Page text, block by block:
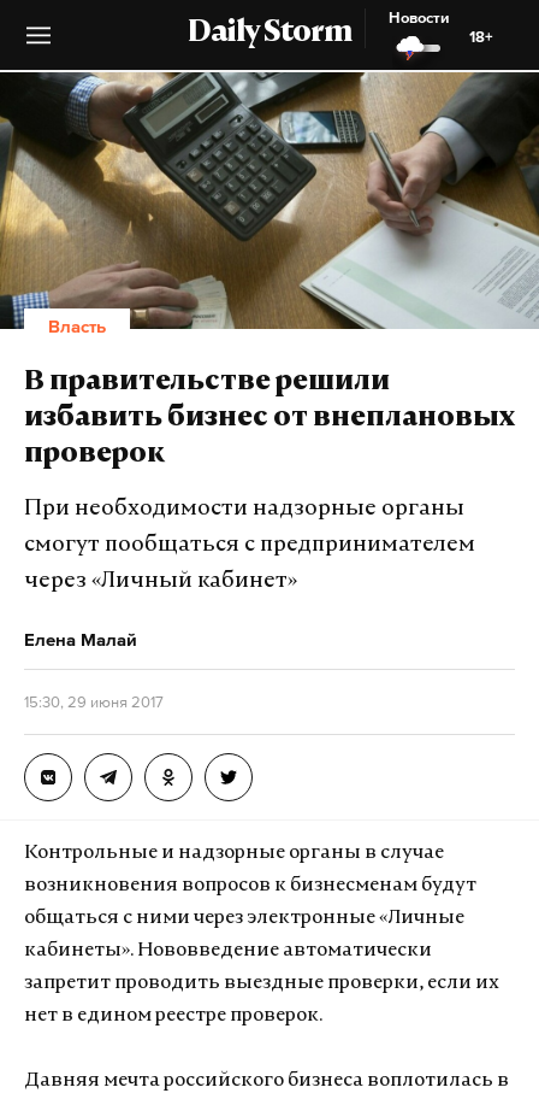
Daily Storm
Новости
18+
Власть
В правительстве решили
избавить бизнес от внеплановых
проверок
При необходимости надзорные органы
смогут пообщаться с предпринимателем
через «Личный кабинет»
Елена Малай
15:30, 29 июня 2017
Контрольные и надзорные органы в случае
возникновения вопросов к бизнесменам будут
общаться с ними через электронные «Личные
кабинеты». Нововведение автоматически
запретит проводить выездные проверки, если их
нет в едином реестре проверок.
Давняя мечта российского бизнеса воплотилась в